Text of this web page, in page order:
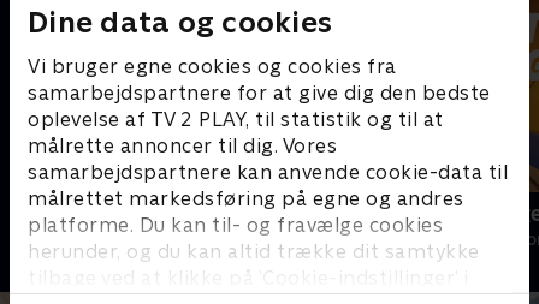
Dine data og cookies
Vi bruger egne cookies og cookies fra
samarbejdspartnere for at give dig den bedste
oplevelse af TV 2 PLAY, til statistik og til at
målrette annoncer til dig. Vores
samarbejdspartnere kan anvende cookie-data til
målrettet markedsføring på egne og andres
platforme. Du kan til- og fravælge cookies
herunder, og du kan altid trække dit samtykke
tilbage ved at klikke på ’Cookie-indstillinger’ i
Bjerglægen
Drama • 18 sæsoner
Luftens
Drama • 3